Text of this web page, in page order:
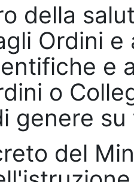
della
Ordini
e
o
genere
del